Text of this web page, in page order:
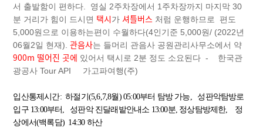
서 출발함이 편하다. 영실 2주차장에서 1주차장까지 마지막 30
분 거리가 힘이 드시면 택시가 셔틀버스 처럼 운행하므로 편도
5,000원으로 이용하는편이 수월하다(4인기준 5,000원/ (2022년
06월2일 현재).관음사는 들머리 관음사 공원관리사무소에서 약
900m 떨어진 곳에 있어서 택시로 2분 정도 소요된다 - 한국관
광공사 Tour API 가고파여행(주)
입산통제시간: 하절기(5,6,7,8월) 05:00부터 탐방 가능, 성판악탐방로
입구 13:00부터, 성판악 진달래밭안내소 13:00분, 정상탐방제한, 정
상에서(백록담) 14:30 하산